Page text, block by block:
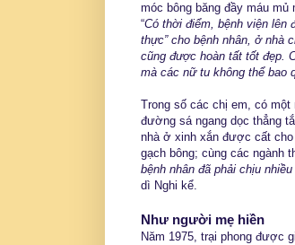
móc bông băng đầy máu
“Có thời điểm, bệnh viện lên
thực” cho bệnh nhân, ở nhà
cũng được hoàn tất tốt đẹp.
mà các nữ tu không thể bao
Trong số các chị em, có
đường sá ngang dọc thẳng
nhà ở xinh xắn được cất
gạch bông; cùng các ngành
bệnh nhân đã phải chịu
dì Nghi kể.
Như người mẹ hiền
Năm 1975, trại phong được